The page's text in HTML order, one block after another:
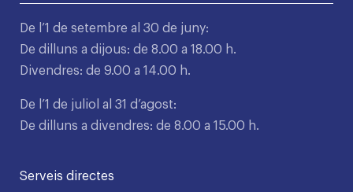
De l’1 de setembre al 30 de juny:
De dilluns a dijous: de 8.00 a 18.00 h.
Divendres: de 9.00 a 14.00 h.
De l’1 de juliol al 31 d’agost:
De dilluns a divendres: de 8.00 a 15.00 h.
Serveis directes